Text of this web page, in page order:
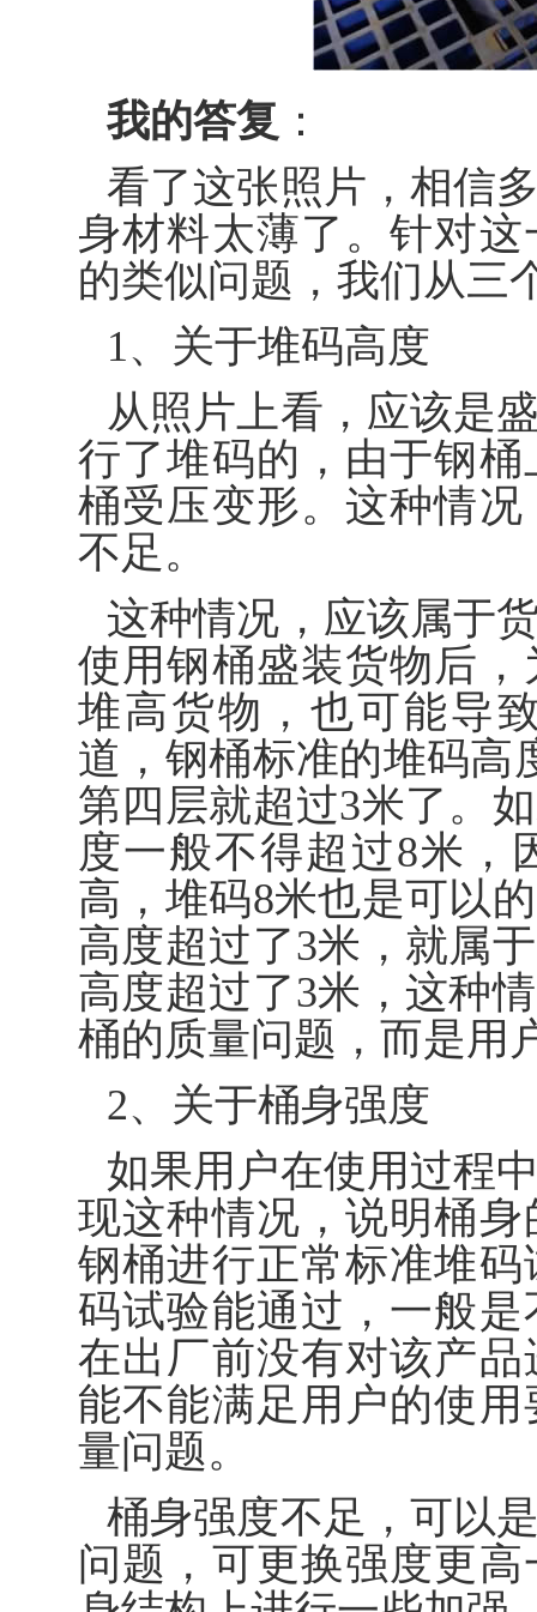
我的答复 ：
看了这张照片，相信
身材料太薄了。针对
的类似问题，我们从三
1、关于堆码高度
从照片上看，应该是
行了堆码的，由于钢
桶受压变形。这种情
不足。
这种情况，应该属于
使用钢桶盛装货物后
堆高货物，也可能导
道，钢桶标准的堆码高
第四层就超过3米了。
度一般不得超过8米，
高，堆码8米也是可以
高度超过了3米，就属
高度超过了3米，这种
桶的质量问题，而是用
2、关于桶身强度
如果用户在使用过程
现这种情况，说明桶
钢桶进行正常标准堆
码试验能通过，一般
在出厂前没有对该产
能不能满足用户的使
量问题。
桶身强度不足，可以
问题，可更换强度更